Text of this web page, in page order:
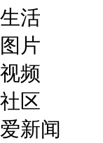
生活
图片
视频
社区
爱新闻